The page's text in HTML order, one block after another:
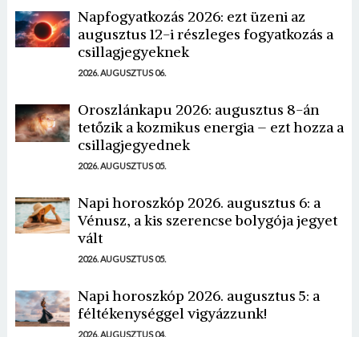
Napfogyatkozás 2026: ezt üzeni az
augusztus 12-i részleges fogyatkozás a
csillagjegyeknek
2026. AUGUSZTUS 06.
Oroszlánkapu 2026: augusztus 8-án
tetőzik a kozmikus energia – ezt hozza a
csillagjegyednek
2026. AUGUSZTUS 05.
Napi horoszkóp 2026. augusztus 6: a
Vénusz, a kis szerencse bolygója jegyet
vált
2026. AUGUSZTUS 05.
Napi horoszkóp 2026. augusztus 5: a
féltékenységgel vigyázzunk!
2026. AUGUSZTUS 04.